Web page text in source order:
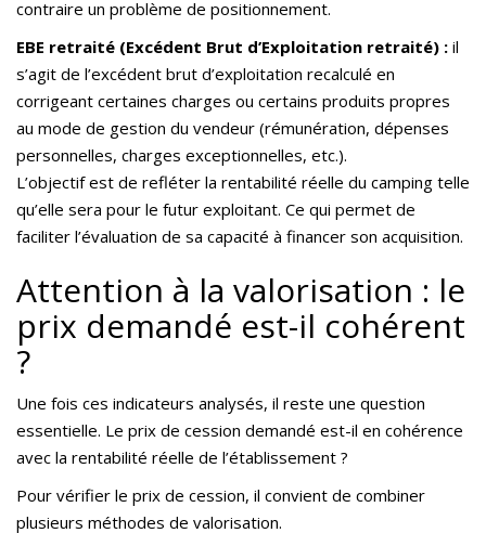
contraire un problème de positionnement.
EBE retraité (Excédent Brut d’Exploitation retraité) : il
s’agit de l’excédent brut d’exploitation recalculé en
corrigeant certaines charges ou certains produits propres
au mode de gestion du vendeur (rémunération, dépenses
personnelles, charges exceptionnelles, etc.).
L’objectif est de refléter la rentabilité réelle du camping telle
qu’elle sera pour le futur exploitant. Ce qui permet de
faciliter l’évaluation de sa capacité à financer son acquisition.
Attention à la valorisation : le
prix demandé est-il cohérent
?
Une fois ces indicateurs analysés, il reste une question
essentielle. Le prix de cession demandé est-il en cohérence
avec la rentabilité réelle de l’établissement ?
Pour vérifier le prix de cession, il convient de combiner
plusieurs méthodes de valorisation.